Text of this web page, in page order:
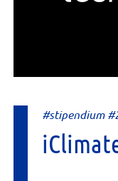
#stipendium